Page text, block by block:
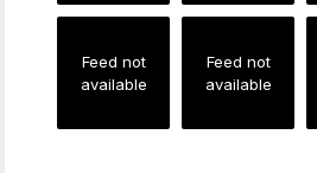
Feed not
available
Feed not
available